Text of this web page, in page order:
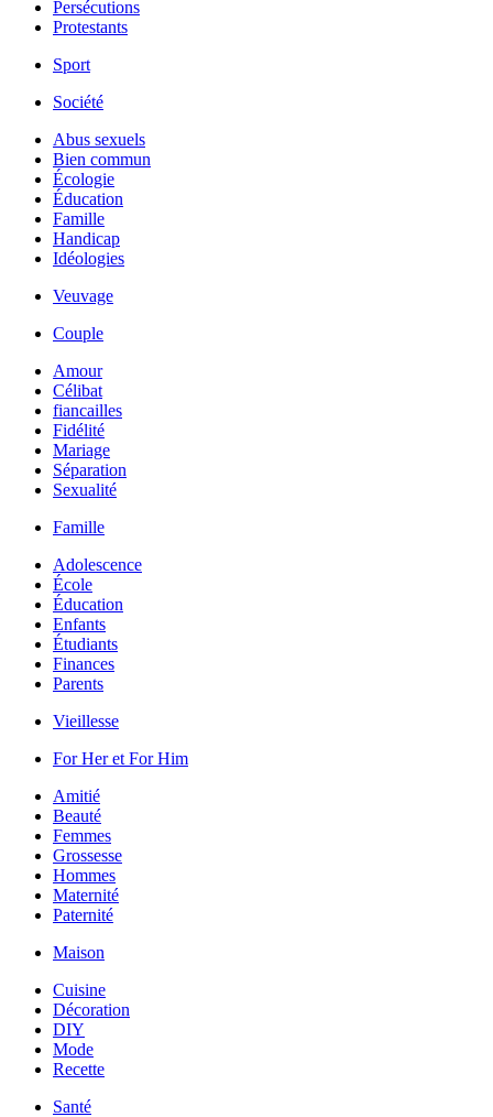
Persécutions
Protestants
Sport
Société
Abus sexuels
Bien commun
Écologie
Éducation
Famille
Handicap
Idéologies
Veuvage
Couple
Amour
Célibat
fiancailles
Fidélité
Mariage
Séparation
Sexualité
Famille
Adolescence
École
Éducation
Enfants
Étudiants
Finances
Parents
Vieillesse
For Her et For Him
Amitié
Beauté
Femmes
Grossesse
Hommes
Maternité
Paternité
Maison
Cuisine
Décoration
DIY
Mode
Recette
Santé